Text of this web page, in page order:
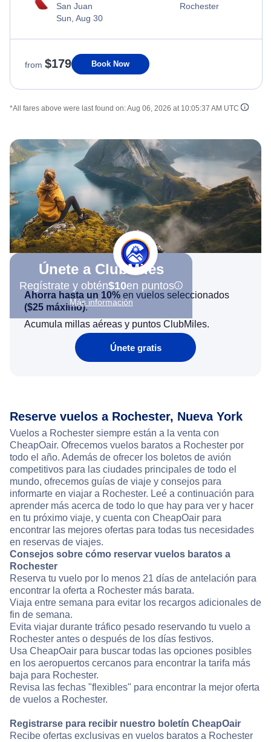
San Juan
Sun, Aug 30
Rochester
from $179 Book Now
*All fares above were last found on:Aug 06, 2026 at 10:05:37 AM UTC
Únete a ClubMiles
Regístrate y obtén$10en puntos
Más información
Ahorra hasta un 10% en vuelos seleccionados
($25 máximo).
Acumula millas aéreas y puntos ClubMiles.
Únete gratis
Reserve vuelos a Rochester, Nueva York
Vuelos a Rochester siempre están a la venta con
CheapOair. Ofrecemos vuelos baratos a Rochester por
todo el año. Además de ofrecer los boletos de avión
competitivos para las ciudades principales de todo el
mundo, ofrecemos guías de viaje y consejos para
informarte en viajar a Rochester. Leé a continuación para
aprender más acerca de todo lo que hay para ver y hacer
en tu próximo viaje, y cuenta con CheapOair para
encontrar las mejores ofertas para todas tus necesidades
en reservas de viajes.
Consejos sobre cómo reservar vuelos baratos a
Rochester
Reserva tu vuelo por lo menos 21 días de antelación para
encontrar la oferta a Rochester más barata.
Viaja entre semana para evitar los recargos adicionales de
fin de semana.
Evita viajar durante tráfico pesado reservando tu vuelo a
Rochester antes o después de los días festivos.
Usa CheapOair para buscar todas las opciones posibles
en los aeropuertos cercanos para encontrar la tarifa más
baja para Rochester.
Revisa las fechas "flexibles" para encontrar la mejor oferta
de vuelos a Rochester.
Registrarse para recibir nuestro boletín CheapOair
Recibe ofertas exclusivas en vuelos baratos a Rochester